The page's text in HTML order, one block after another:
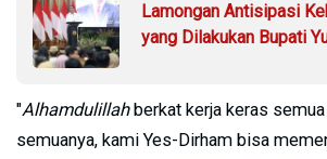
Lamongan Antisipasi
yang Dilakukan Bupati
"Alhamdulillahberkat kerja keras
semuanya, kami Yes-Dirham bisa